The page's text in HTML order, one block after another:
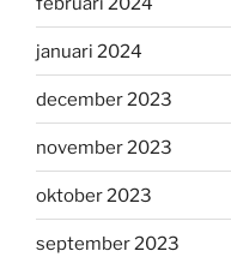
januari 2024
december 2023
november 2023
oktober 2023
september 2023